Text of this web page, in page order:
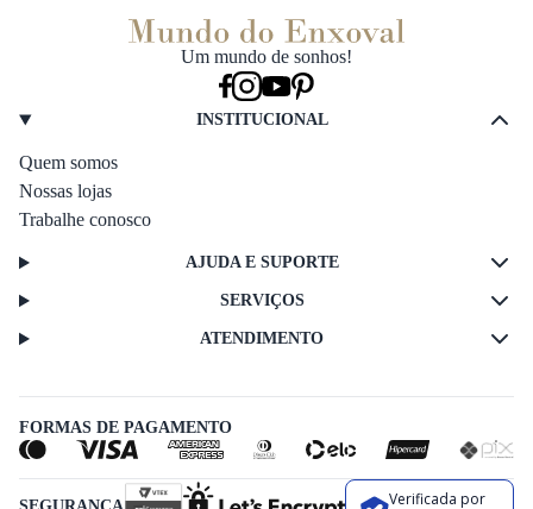
Um mundo de sonhos!
INSTITUCIONAL
Quem somos
Nossas lojas
Trabalhe conosco
AJUDA E SUPORTE
SERVIÇOS
ATENDIMENTO
FORMAS DE PAGAMENTO
Verificada por